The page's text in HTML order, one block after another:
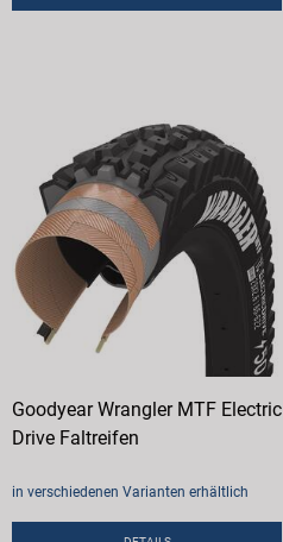
Goodyear Wrangler MTF Electric
Drive Faltreifen
in verschiedenen Varianten erhältlich